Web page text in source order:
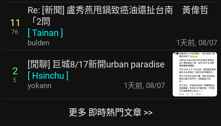
11
76
Re: [新聞] 盧秀燕甩鍋致癌油還扯台南 黃偉哲
「2問
[Tainan ]
bulden 1天前, 08/07
2
5
[閒聊] 巨城8/17新開urban paradise
[ Hsinchu ]
yokann 1天前, 08/07
更多 即時熱門文章 >>